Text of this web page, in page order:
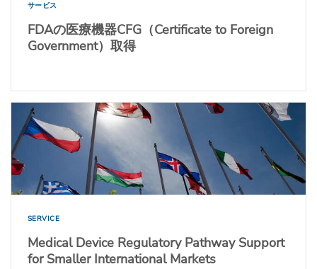
サービス
FDAの医療機器CFG（Certificate to Foreign
Government）取得
SERVICE
Medical Device Regulatory Pathway Support
for Smaller International Markets